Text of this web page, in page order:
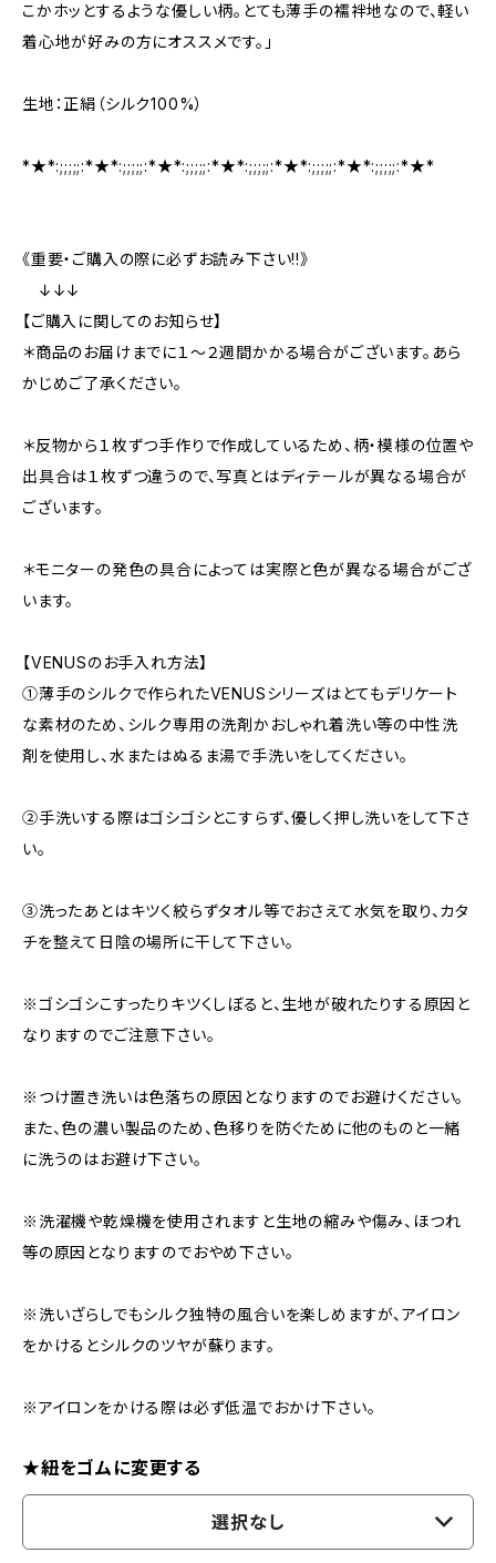
こかホッとするような優しい柄。とても薄手の襦袢地なので、軽い
着心地が好みの方にオススメです。」
生地：正絹（シルク100%）
*★*:;;;;;:*★*:;;;;;:*★*:;;;;;:*★*:;;;;;:*★*:;;;;;:*★*:;;;;;:*★*
《重要・ご購入の際に必ずお読み下さい!!》
↓↓↓
【ご購入に関してのお知らせ】
＊商品のお届けまでに１〜２週間かかる場合がございます。あら
かじめご了承ください。
＊反物から１枚ずつ手作りで作成しているため、柄・模様の位置や
出具合は１枚ずつ違うので、写真とはディテールが異なる場合が
ございます。
＊モニターの発色の具合によっては実際と色が異なる場合がござ
います。
【VENUSのお手入れ方法】
①薄手のシルクで作られたVENUSシリーズはとてもデリケート
な素材のため、シルク専用の洗剤かおしゃれ着洗い等の中性洗
剤を使用し、水またはぬるま湯で手洗いをしてください。
②手洗いする際はゴシゴシとこすらず、優しく押し洗いをして下さ
い。
③洗ったあとはキツく絞らずタオル等でおさえて水気を取り、カタ
チを整えて日陰の場所に干して下さい。
※ゴシゴシこすったりキツくしぼると、生地が破れたりする原因と
なりますのでご注意下さい。
※つけ置き洗いは色落ちの原因となりますのでお避けください。
また、色の濃い製品のため、色移りを防ぐために他のものと一緒
に洗うのはお避け下さい。
※洗濯機や乾燥機を使用されますと生地の縮みや傷み、ほつれ
等の原因となりますのでおやめ下さい。
※洗いざらしでもシルク独特の風合いを楽しめますが、アイロン
をかけるとシルクのツヤが蘇ります。
※アイロンをかける際は必ず低温でおかけ下さい。
★紐をゴムに変更する
選択なし